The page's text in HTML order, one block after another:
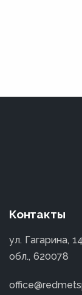
Контакты
ул. Гагарина,
обл., 620078